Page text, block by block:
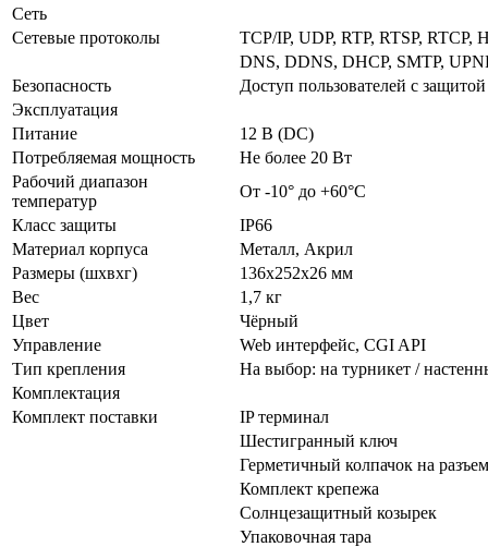
Сеть
Сетевые протоколы
TCP/IP, UDP, RTP, RTSP, RTCP,
DNS, DDNS, DHCP, SMTP,
Безопасность
Доступ пользователей с
Эксплуатация
Питание
12 В (DC)
Потребляемая мощность
Не более 20 Вт
Рабочий диапазон
температур
От -10° до +60°С
Класс защиты
IP66
Материал корпуса
Металл, Акрил
Размеры (шхвхг)
136x252x26 мм
Вес
1,7 кг
Цвет
Чёрный
Управление
Web интерфейс, CGI API
Тип крепления
На выбор: на турникет /
Комплектация
Комплект поставки
IP терминал
Шестигранный ключ
Герметичный колпачок на
Комплект крепежа
Солнцезащитный козырек
Упаковочная тара